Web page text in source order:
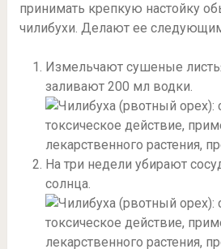
принимать крепкую настойку
чилибухи. Делают ее
Измельчают сушеные
заливают 200 мл водки.
На три недели убирают
солнца.